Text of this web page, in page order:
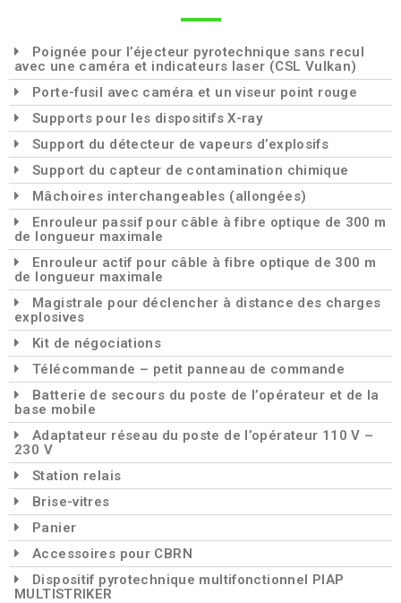
Poignée pour l’éjecteur pyrotechnique sans recul
avec une caméra et indicateurs laser (CSL Vulkan)
Porte-fusil avec caméra et un viseur point rouge
Supports pour les dispositifs X-ray
Support du détecteur de vapeurs d’explosifs
Support du capteur de contamination chimique
Mâchoires interchangeables (allongées)
Enrouleur passif pour câble à fibre optique de 300 m
de longueur maximale
Enrouleur actif pour câble à fibre optique de 300 m
de longueur maximale
Magistrale pour déclencher à distance des charges
explosives
Kit de négociations
Télécommande – petit panneau de commande
Batterie de secours du poste de l’opérateur et de la
base mobile
Adaptateur réseau du poste de l’opérateur 110 V –
230 V
Station relais
Brise-vitres
Panier
Accessoires pour CBRN
Dispositif pyrotechnique multifonctionnel PIAP
MULTISTRIKER